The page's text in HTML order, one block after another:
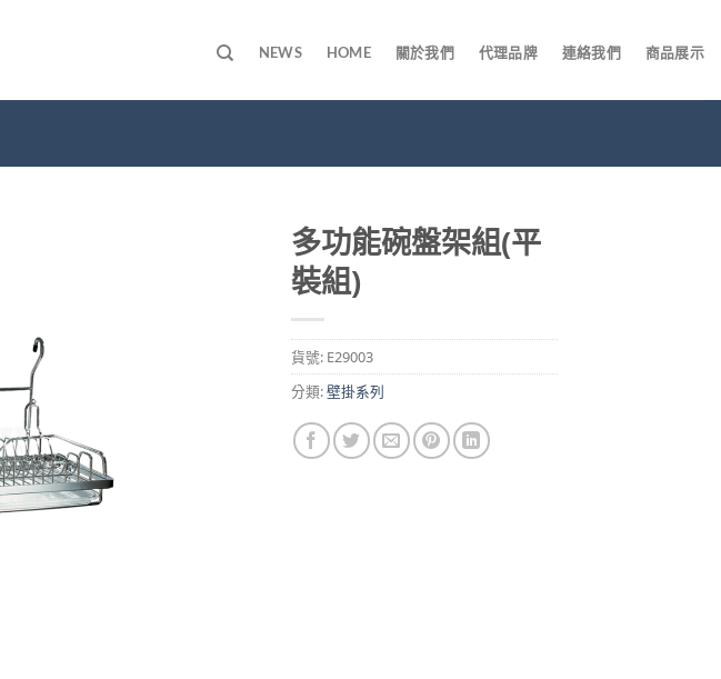
NEWS HOME 關於我們 代理品牌 連絡我們 商品展示
多功能碗盤架組(平
裝組)
貨號: E29003
分類:壁掛系列